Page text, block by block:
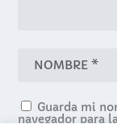
Guarda mi
navegador para